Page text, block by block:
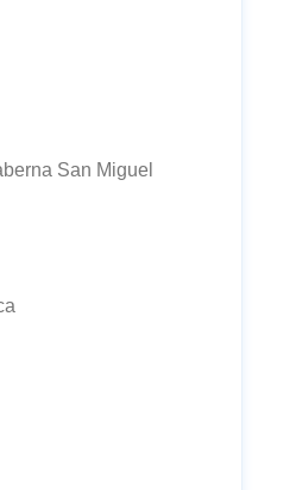
San Miguel